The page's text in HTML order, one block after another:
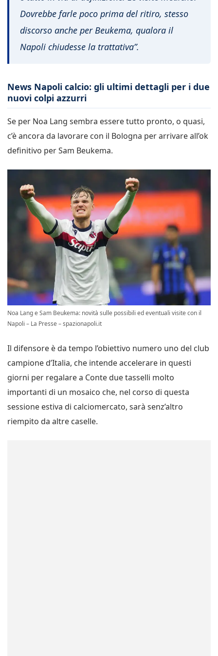
Dovrebbe farle poco prima del ritiro, stesso
discorso anche per Beukema, qualora il
Napoli chiudesse la trattativa”.
News Napoli calcio: gli ultimi dettagli per i due
nuovi colpi azzurri
Se per Noa Lang sembra essere tutto pronto, o quasi,
c’è ancora da lavorare con il Bologna per arrivare all’ok
definitivo per Sam Beukema.
Noa Lang e Sam Beukema: novità sulle possibili ed eventuali visite con il
Napoli – La Presse – spazionapoli.it
Il difensore è da tempo l’obiettivo numero uno del club
campione d’Italia, che intende accelerare in questi
giorni per regalare a Conte due tasselli molto
importanti di un mosaico che, nel corso di questa
sessione estiva di calciomercato, sarà senz’altro
riempito da altre caselle.